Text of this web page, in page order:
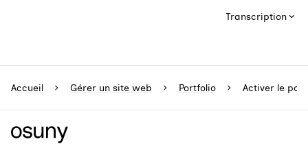
Transcription
Accueil Gérer un site web Portfolio Activer le